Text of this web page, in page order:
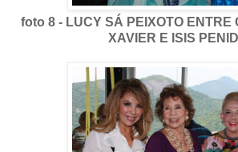
foto 8 - LUCY SÁ PEIXOTO ENTRE
XAVIER E ISIS